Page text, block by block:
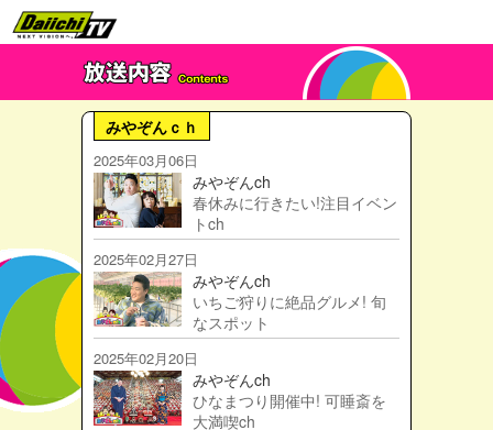
みやぞんｃｈ
2025年03月06日
みやぞんch
春休みに行きたい!注目イベン
トch
2025年02月27日
みやぞんch
いちご狩りに絶品グルメ! 旬
なスポット
2025年02月20日
みやぞんch
ひなまつり開催中! 可睡斎を
大満喫ch